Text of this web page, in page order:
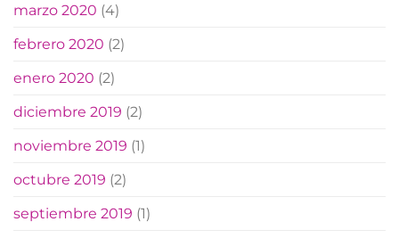
marzo 2020 (4)
febrero 2020 (2)
enero 2020 (2)
diciembre 2019 (2)
noviembre 2019 (1)
octubre 2019 (2)
septiembre 2019 (1)